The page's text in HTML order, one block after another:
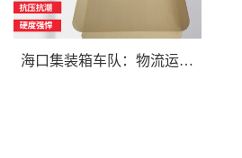
海口集装箱车队：物流运输的得力助手